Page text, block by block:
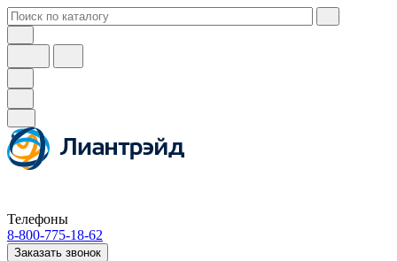
Телефоны
8-800-775-18-62
Заказать звонок